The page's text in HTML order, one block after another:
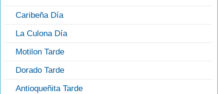
Caribeña Día
La Culona Día
Motilon Tarde
Dorado Tarde
Antioqueñita Tarde